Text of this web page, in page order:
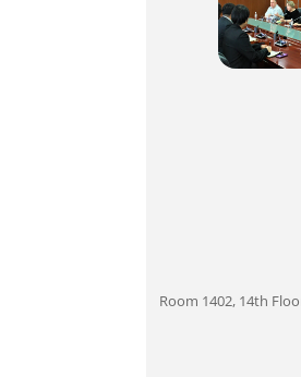
Room 1402, 14th